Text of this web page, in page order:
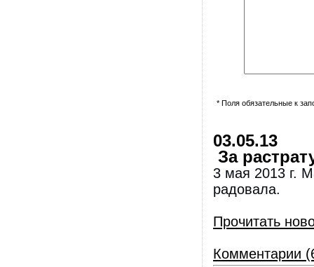
* Поля обязательные к
03.05.13
За
3 мая 2013 г.
радовала.
Прочитать
Комментарии